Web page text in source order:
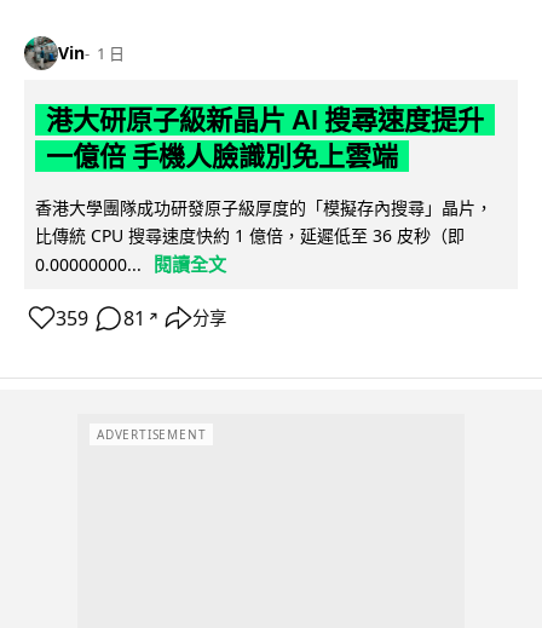
Vin 1 日
港大研原子級新晶片 AI 搜尋速度提升
一億倍 手機人臉識別免上雲端
香港大學團隊成功研發原子級厚度的「模擬存內搜尋」晶片，
比傳統 CPU 搜尋速度快約 1 億倍，延遲低至 36 皮秒（即
0.00000000...
閱讀全文
359 81 ↗ 分享
ADVERTISEMENT